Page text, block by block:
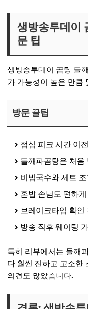
생방송투데이
문 팁
생방송투데이 곰탕 들
가 가능성이 높은 만큼
방문 꿀팁
점심 피크 시간 이
들깨파곰탕은 처음
비빔국수와 세트
혼밥 손님도 편하
브레이크타임 확인
방송 직후 웨이팅
특히 리뷰에서는 들깨
다 훨씬 진하고 고소한
의견도 많았습니다.